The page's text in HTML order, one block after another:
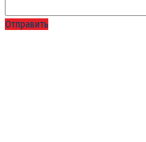
Отправить